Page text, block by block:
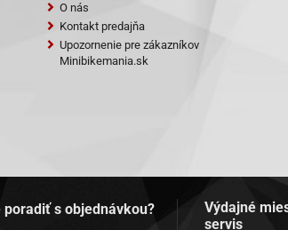
O nás
Kontakt predajňa
Upozornenie pre zákazníkov
Minibikemania.sk
poradiť s objednávkou?
Výdajné
servis